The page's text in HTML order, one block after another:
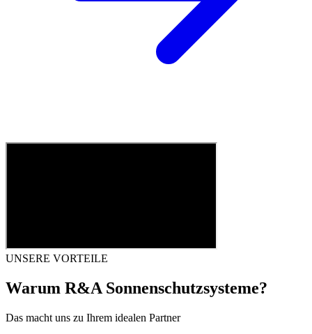
UNSERE VORTEILE
Warum R&A Sonnenschutzsysteme?
Das macht uns zu Ihrem idealen Partner